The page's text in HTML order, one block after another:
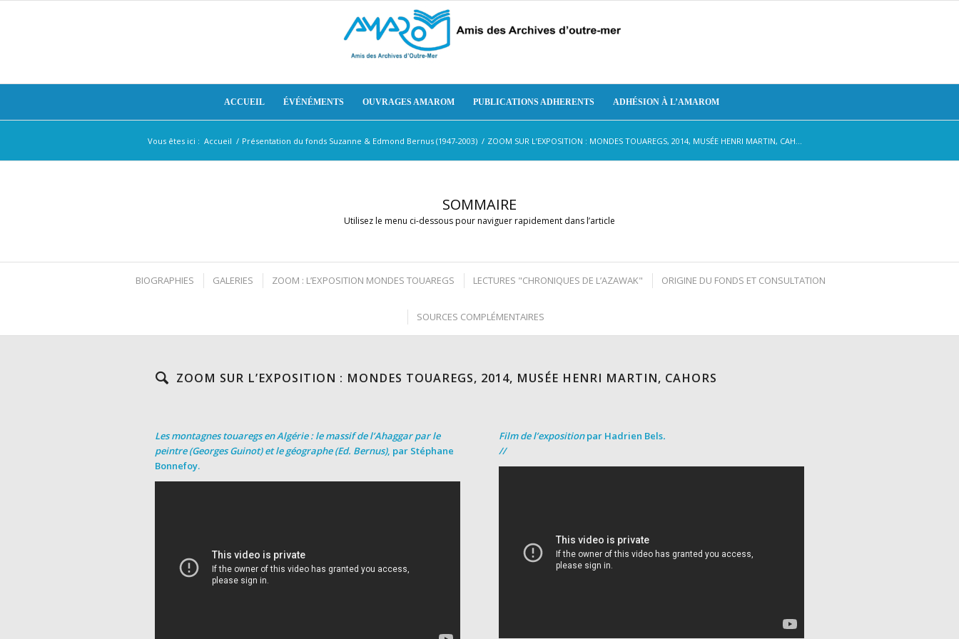
ACCUEIL ÉVÉNÉMENTS OUVRAGES AMAROM PUBLICATIONS ADHERENTS ADHÉSION À L’AMAROM
Vous êtes ici : Accueil / Présentation du fonds Suzanne & Edmond Bernus (1947-2003) / ZOOM SUR L’EXPOSITION : MONDES TOUAREGS, 2014, MUSÉE HENRI MARTIN, CAH...
SOMMAIRE
Utilisez le menu ci-dessous pour naviguer rapidement dans l’article
BIOGRAPHIES GALERIES ZOOM : L’EXPOSITION MONDES TOUAREGS LECTURES "CHRONIQUES DE L’AZAWAK" ORIGINE DU FONDS ET CONSULTATION
SOURCES COMPLÉMENTAIRES
ZOOM SUR L’EXPOSITION : MONDES TOUAREGS, 2014, MUSÉE HENRI MARTIN, CAHORS
Les montagnes touaregs en Algérie : le massif de l’Ahaggar par le
peintre (Georges Guinot) et le géographe (Ed. Bernus), par Stéphane
Bonnefoy.
Film de l’expositionpar Hadrien Bels.
//